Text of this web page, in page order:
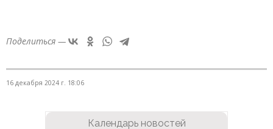
Поделиться —
16 декабря 2024 г. 18:06
Календарь новостей